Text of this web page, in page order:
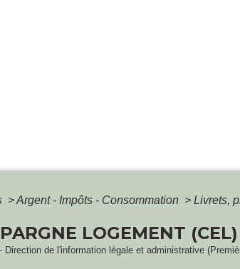
>Argent - Impôts - Consommation > Livrets,
LOGEMENT (CEL)
Direction de l'information légale et administrative